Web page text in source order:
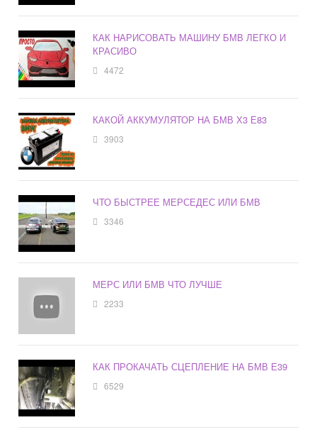
КАК НАРИСОВАТЬ МАШИНУ БМВ ЛЕГКО И
КРАСИВО
4472
КАКОЙ АККУМУЛЯТОР НА БМВ Х3 Е83
3903
ЧТО БЫСТРЕЕ МЕРСЕДЕС ИЛИ БМВ
3346
МЕРС ИЛИ БМВ ЧТО ЛУЧШЕ
2233
КАК ПРОКАЧАТЬ СЦЕПЛЕНИЕ НА БМВ Е39
6529